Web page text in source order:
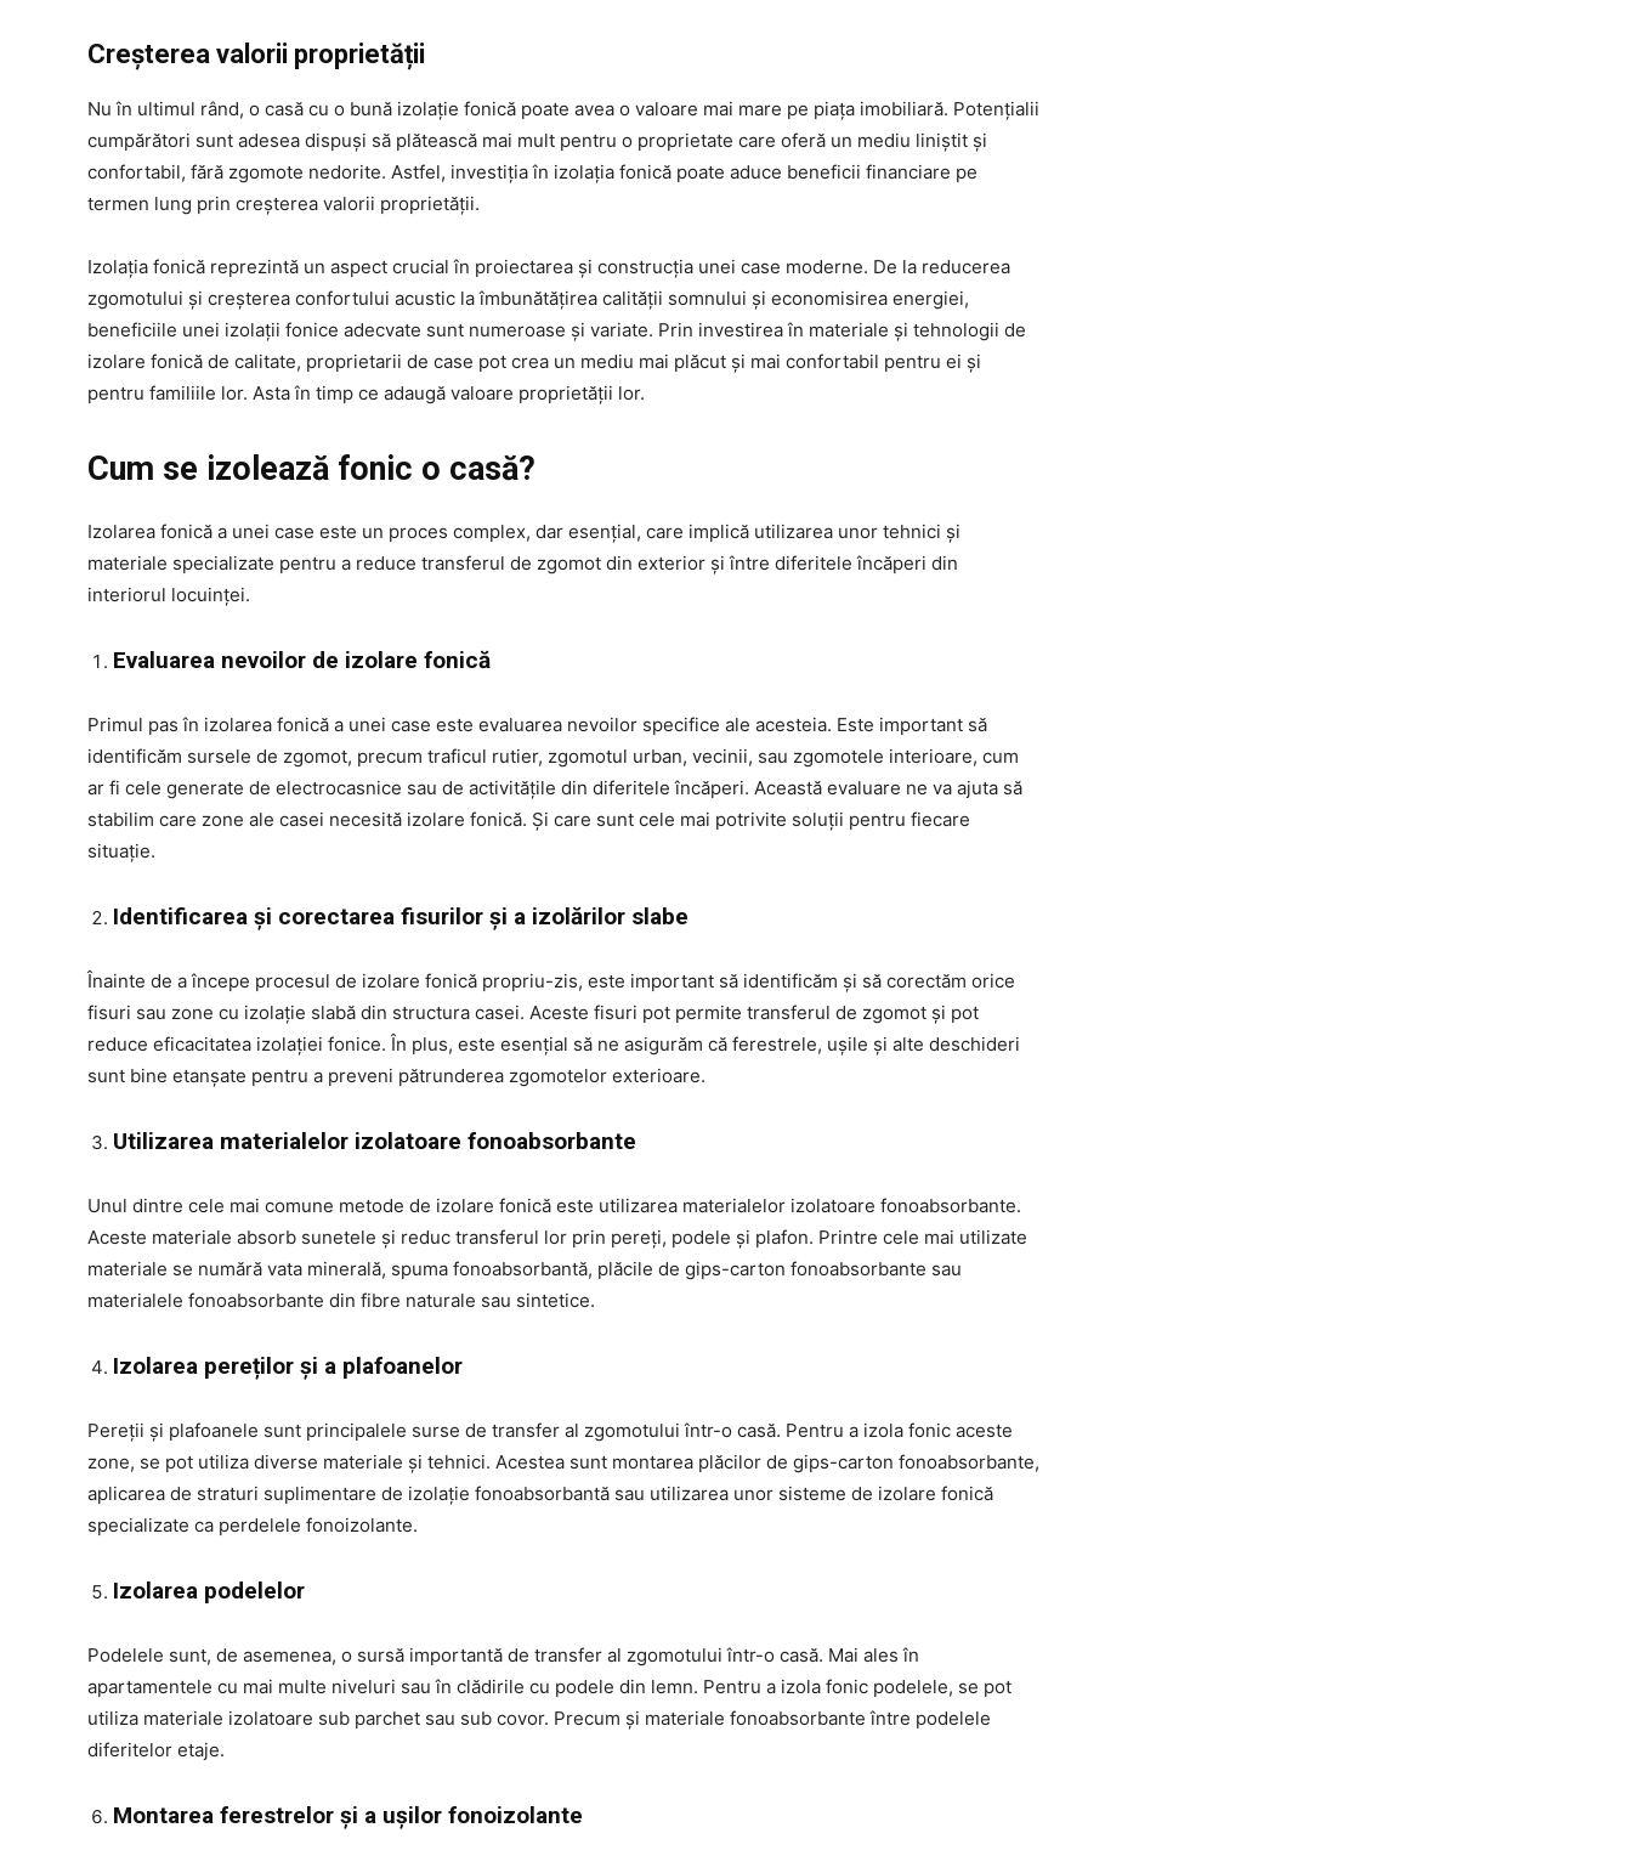
Creșterea valorii proprietății
Nu în ultimul rând, o casă cu o bună izolație fonică poate avea o valoare mai mare pe piața imobiliară. Potențialii
cumpărători sunt adesea dispuși să plătească mai mult pentru o proprietate care oferă un mediu liniștit și
confortabil, fără zgomote nedorite. Astfel, investiția în izolația fonică poate aduce beneficii financiare pe
termen lung prin creșterea valorii proprietății.
Izolația fonică reprezintă un aspect crucial în proiectarea și construcția unei case moderne. De la reducerea
zgomotului și creșterea confortului acustic la îmbunătățirea calității somnului și economisirea energiei,
beneficiile unei izolații fonice adecvate sunt numeroase și variate. Prin investirea în materiale și tehnologii de
izolare fonică de calitate, proprietarii de case pot crea un mediu mai plăcut și mai confortabil pentru ei și
pentru familiile lor. Asta în timp ce adaugă valoare proprietății lor.
Cum se izolează fonic o casă?
Izolarea fonică a unei case este un proces complex, dar esențial, care implică utilizarea unor tehnici și
materiale specializate pentru a reduce transferul de zgomot din exterior și între diferitele încăperi din
interiorul locuinței.
Evaluarea nevoilor de izolare fonică
Primul pas în izolarea fonică a unei case este evaluarea nevoilor specifice ale acesteia. Este important să
identificăm sursele de zgomot, precum traficul rutier, zgomotul urban, vecinii, sau zgomotele interioare, cum
ar fi cele generate de electrocasnice sau de activitățile din diferitele încăperi. Această evaluare ne va ajuta să
stabilim care zone ale casei necesită izolare fonică. Și care sunt cele mai potrivite soluții pentru fiecare
situație.
Identificarea și corectarea fisurilor și a izolărilor slabe
Înainte de a începe procesul de izolare fonică propriu-zis, este important să identificăm și să corectăm orice
fisuri sau zone cu izolație slabă din structura casei. Aceste fisuri pot permite transferul de zgomot și pot
reduce eficacitatea izolației fonice. În plus, este esențial să ne asigurăm că ferestrele, ușile și alte deschideri
sunt bine etanșate pentru a preveni pătrunderea zgomotelor exterioare.
Utilizarea materialelor izolatoare fonoabsorbante
Unul dintre cele mai comune metode de izolare fonică este utilizarea materialelor izolatoare fonoabsorbante.
Aceste materiale absorb sunetele și reduc transferul lor prin pereți, podele și plafon. Printre cele mai utilizate
materiale se numără vata minerală, spuma fonoabsorbantă, plăcile de gips-carton fonoabsorbante sau
materialele fonoabsorbante din fibre naturale sau sintetice.
Izolarea pereților și a plafoanelor
Pereții și plafoanele sunt principalele surse de transfer al zgomotului într-o casă. Pentru a izola fonic aceste
zone, se pot utiliza diverse materiale și tehnici. Acestea sunt montarea plăcilor de gips-carton fonoabsorbante,
aplicarea de straturi suplimentare de izolație fonoabsorbantă sau utilizarea unor sisteme de izolare fonică
specializate ca perdelele fonoizolante.
Izolarea podelelor
Podelele sunt, de asemenea, o sursă importantă de transfer al zgomotului într-o casă. Mai ales în
apartamentele cu mai multe niveluri sau în clădirile cu podele din lemn. Pentru a izola fonic podelele, se pot
utiliza materiale izolatoare sub parchet sau sub covor. Precum și materiale fonoabsorbante între podelele
diferitelor etaje.
Montarea ferestrelor și a ușilor fonoizolante